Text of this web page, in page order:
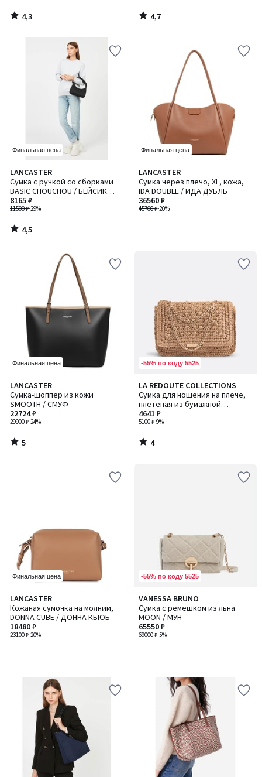
4,3
/
4,7
/
Финальная цена
LANCASTER
Сумка с ручкой со сборками
BASIC CHOUCHOU / БЕЙСИК
ШУШУ
11500 ₽-29%
8165 ₽
4,5
/ 5
4,5
/
Финальная цена
LANCASTER
Сумка через плечо, XL, кожа,
IDA DOUBLE / ИДА ДУБЛЬ
45700 ₽-20%
36560 ₽
Финальная цена
LANCASTER
Сумка-шоппер из кожи
SMOOTH / СМУФ
29900 ₽-24%
22724 ₽
5
/
5
5
/
-55% по коду 5525
LA REDOUTE COLLECTIONS
Сумка для ношения на плече,
плетеная из бумажной
соломки
5100 ₽-9%
4641 ₽
4
/
5
4
/
Финальная цена
LANCASTER
Кожаная сумочка на молнии,
DONNA CUBE / ДОННА КЬЮБ
23100 ₽-20%
18480 ₽
-55% по коду 5525
VANESSA BRUNO
Сумка с ремешком из льна
MOON / МУН
69000 ₽-5%
65550 ₽